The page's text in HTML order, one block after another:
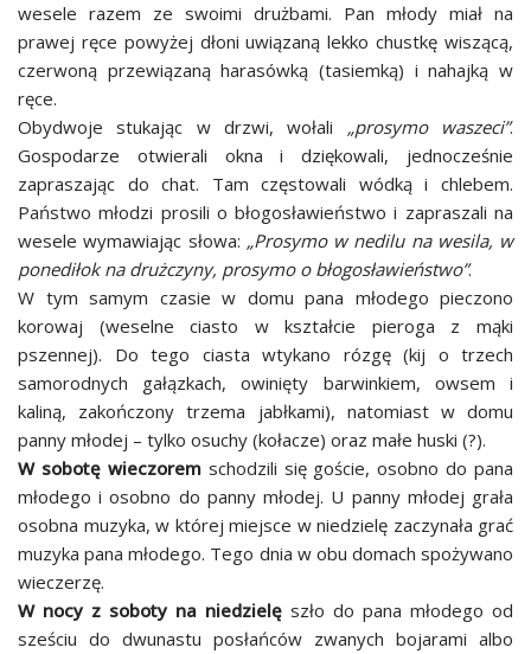
wesele razem ze swoimi drużbami. Pan młody miał na
prawej ręce powyżej dłoni uwiązaną lekko chustkę wiszącą,
czerwoną przewiązaną harasówką (tasiemką) i nahajką w
ręce.
Obydwoje stukając w drzwi, wołali „prosymo waszeci”.
Gospodarze otwierali okna i dziękowali, jednocześnie
zapraszając do chat. Tam częstowali wódką i chlebem.
Państwo młodzi prosili o błogosławieństwo i zapraszali na
wesele wymawiając słowa: „Prosymo w nedilu na wesila, w
ponediłok na drużczyny, prosymo o błogosławieństwo”.
W tym samym czasie w domu pana młodego pieczono
korowaj (weselne ciasto w kształcie pieroga z mąki
pszennej). Do tego ciasta wtykano rózgę (kij o trzech
samorodnych gałązkach, owinięty barwinkiem, owsem i
kaliną, zakończony trzema jabłkami), natomiast w domu
panny młodej – tylko osuchy (kołacze) oraz małe huski (?).
W sobotę wieczoremschodzili się goście, osobno do pana
młodego i osobno do panny młodej. U panny młodej grała
osobna muzyka, w której miejsce w niedzielę zaczynała grać
muzyka pana młodego. Tego dnia w obu domach spożywano
wieczerzę.
W nocy z soboty na niedzielę szło do pana młodego od
sześciu do dwunastu posłańców zwanych bojarami albo